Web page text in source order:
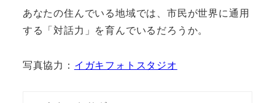
あなたの住んでいる地域では、市民が世界に通用
する「対話力」を育んでいるだろうか。
写真協力： イガキフォトスタジオ